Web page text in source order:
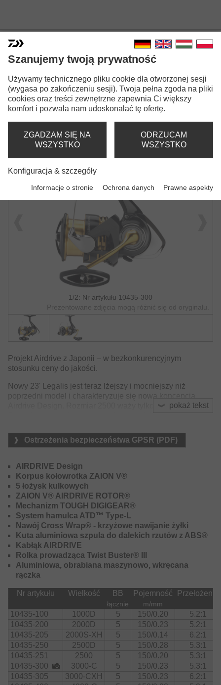
23 LEGALIS LT
KOŁOWROTEK SPININGOWY
1/2: Nr artykułu 10435-300
Prezentowane zdjęcia mogą różnić się od oryginału.
pokaż tekst
Projekt Airdrive z Japonii – w bezkonkurencyjnym
stosunku ceny do jakości.
Nowy 23' Legalis jest teraz lżejszy i mocniejszy niż
poprzedni model i charakteryzuje się nową koncepcją
Airdrive Design. Rozmiar 2500 waży tylko 195 gramów!
lepszą kontrolę przynęty i większą czułość. Dzięki
przesunięciu środka ciężkości do tylnej części kołowrotka
Tough Digigear oferuje dużą siłę zwijania i jest
bezpiecznie osadzony w korpusie kołowrotka wykonanym
z materiału Zaion V, co zapewnia mu wysoką trwałość i
płynne działanie – idealne do spinningowego łowienia
sandaczy, okoni, szczupaków i pstrągów.
Nowy kabłąk Airdrive jest teraz lżejszy, tak samo
wytrzymały i znacznie zmniejsza ryzyko splątania w
połączeniu z nową konstrukcją ramienia kabłąka. Hamulec
ATD Type-L zapewnia równomierne i zoptymalizowane
uwalnianie linki pod obciążeniem bez dużych oporów
rozruchowych, zapewniając wymagane bezpieczeństwo
podczas walki z dużymi okazami. Aluminiowa szpula tpu
Longcast ABS posiada specjalny rant szpuli, który
pozwala na oddwanie dłuższych rzutów. Konstrukcja
Twistbuster III rolki kabłąka jest przystosowana do użycia
plecionek: plecionka nie ulega ściskaniu podczas
zwijania, co skutkuje jej mniejszym skręcaniem.
Pokrętło korbki:
Rozmiary 1000 do 2000 dostarczane są z pokrętłem w
kształcie litery I, rozmiary 2500 do 5000 z pokrętłem w
Ostrzeżenia bezpieczeństwa GPSR (PDF)
AIRDRIVE Design
Korpus kołowrotka ZAION V®
5 łożysk kulkowych
ZAION V® AIRDRIVE ROTOR®
Mechanizm TOUGH DIGIGEAR®
System hamulca ATD™ Type-L
Nawój Cross Wrap® - krzyżowe nawijanie żyłki
Kuta aluminiowa szpula do dalekich rzutów z ABS®
Kabłąk AIRDRIVE
Rolka prowadząca Twist Buster® III
Aluminiowa, obrabiana maszynowo, wkręcana
rączka
Nr artykułu Wielkość BB Pojemność Przełożenie
łącznie m/mm
10435-100 1000D 5 150/0.20
5.2:1
10435-200
2000D 5 150/0.23
5.2:1
10435-205
2000S-XH 5 150/0.14
6.2:1
10435-250
2500D 5 150/0.28
5.3:1
10435-251
2500 5 150/0.20
5.3:1
10435-300
3000-C 5 150/0.23
5.3:1
10435-305
3000-CXH 5 150/0.23
6.2:1
Szanujemy twoją prywatność
Używamy technicznego pliku cookie dla otworzonej sesji
(wygasa po zakończeniu sesji). Twoja pełna zgoda na pliki
cookies oraz treści zewnętrzne zapewnia Ci większy
komfort i pozwala nam udoskonalać tę ofertę.
ZGADZAM SIĘ NA
WSZYSTKO
ODRZUCAM
WSZYSTKO
Konfiguracja & szczegóły
Informacje o stronie Ochrona danych Prawne aspekty